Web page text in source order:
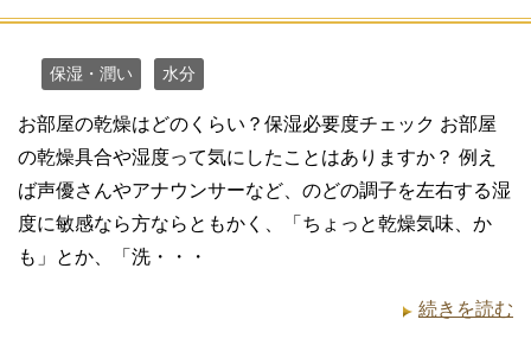
保湿・潤い 水分
お部屋の乾燥はどのくらい？保湿必要度チェック お部屋
の乾燥具合や湿度って気にしたことはありますか？ 例え
ば声優さんやアナウンサーなど、のどの調子を左右する湿
度に敏感なら方ならともかく、「ちょっと乾燥気味、か
も」とか、「洗・・・
続きを読む